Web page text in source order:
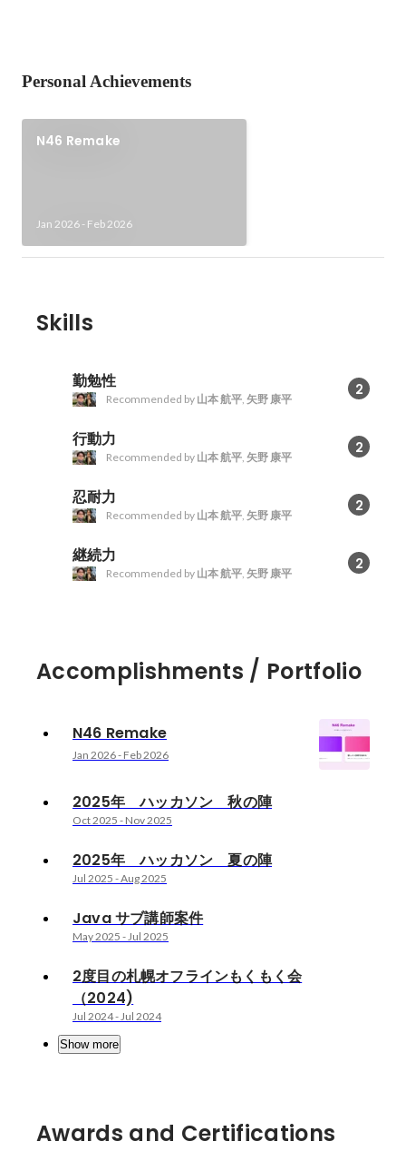
Personal Achievements
N46 Remake
Jan 2026 - Feb 2026
Skills
勤勉性 2
Recommended by 山本 航平, 矢野 康平
行動力 2
Recommended by 山本 航平, 矢野 康平
忍耐力 2
Recommended by 山本 航平, 矢野 康平
継続力 2
Recommended by 山本 航平, 矢野 康平
Accomplishments / Portfolio
N46 Remake
Jan 2026- Feb 2026
2025年 ハッカソン 秋の陣
Oct 2025 - Nov 2025
2025年 ハッカソン 夏の陣
Jul 2025 -Aug 2025
Java サブ講師案件
May 2025 -Jul 2025
2度目の札幌オフラインもくもく会
（2024)
Jul 2024-Jul 2024
Show more
Awards and Certifications